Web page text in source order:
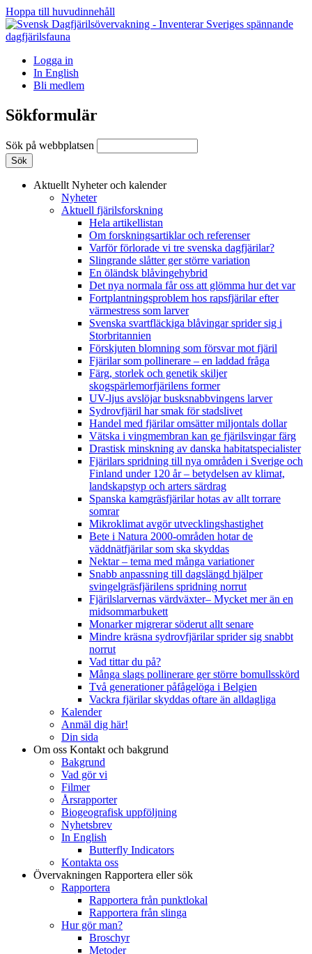
Hoppa till huvudinnehåll
Logga in
In English
Bli medlem
Sökformulär
Sök på webbplatsen
Aktuellt Nyheter och kalender
Nyheter
Aktuell fjärilsforskning
Hela artikellistan
Om forskningsartiklar och referenser
Varför förlorade vi tre svenska dagfjärilar?
Slingrande slåtter ger större variation
En öländsk blåvingehybrid
Det nya normala får oss att glömma hur det var
Fortplantningsproblem hos rapsfjärilar efter
värmestress som larver
Svenska svartfläckiga blåvingar sprider sig i
Storbritannien
Förskjuten blomning som försvar mot fjäril
Fjärilar som pollinerare – en laddad fråga
Färg, storlek och genetik skiljer
skogspärlemorfjärilens former
UV-ljus avslöjar busksnabbvingens larver
Sydrovfjäril har smak för stadslivet
Handel med fjärilar omsätter miljontals dollar
Vätska i vingmembran kan ge fjärilsvingar färg
Drastisk minskning av danska habitatspecialister
Fjärilars spridning till nya områden i Sverige och
Finland under 120 år– betydelsen av klimat,
landskapstyp och arters särdrag
Spanska kamgräsfjärilar hotas av allt torrare
somrar
Mikroklimat avgör utvecklingshastighet
Bete i Natura 2000-områden hotar de
väddnätfjärilar som ska skyddas
Nektar – tema med många variationer
Snabb anpassning till dagslängd hjälper
svingelgräsfjärilens spridning norrut
Fjärilslarvernas värdväxter– Mycket mer än en
midsommarbukett
Monarker migrerar söderut allt senare
Mindre kräsna sydrovfjärilar sprider sig snabbt
norrut
Vad tittar du på?
Många slags pollinerare ger större bomullsskörd
Två generationer påfågelöga i Belgien
Vackra fjärilar skyddas oftare än alldagliga
Kalender
Anmäl dig här!
Din sida
Om oss Kontakt och bakgrund
Bakgrund
Vad gör vi
Filmer
Årsrapporter
Biogeografisk uppföljning
Nyhetsbrev
In English
Butterfly Indicators
Kontakta oss
Övervakningen Rapportera eller sök
Rapportera
Rapportera från punktlokal
Rapportera från slinga
Hur gör man?
Broschyr
Metoder